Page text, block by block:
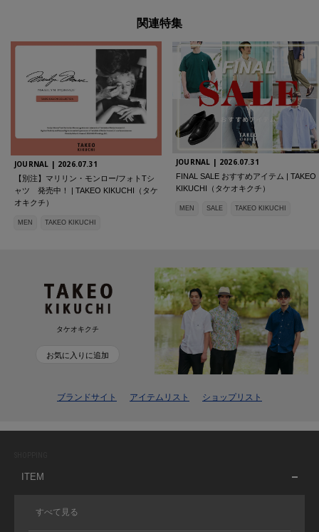
関連特集
JOURNAL | 2026.07.31
【別注】マリリン・モンロー/フォトTシ
ャツ 発売中！ | TAKEO KIKUCHI（タケ
オキクチ）
MEN TAKEO KIKUCHI
JOURNAL | 2026.07.31
FINAL SALE おすすめアイテム | TAKEO
KIKUCHI（タケオキクチ）
MEN SALE TAKEO KIKUCHI
タケオキクチ
お気に入りに追加
ブランドサイト アイテムリスト ショップリスト
ITEM
すべて見る